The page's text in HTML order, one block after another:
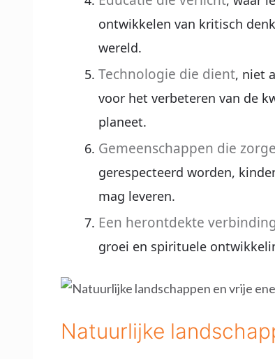
ontwikkelen van kritisch
wereld.
Technologie die dient, niet
voor het verbeteren van de
planeet.
Gemeenschappen die
gerespecteerd worden,
mag leveren.
Een herontdekte
groei en spirituele
Natuurlijke